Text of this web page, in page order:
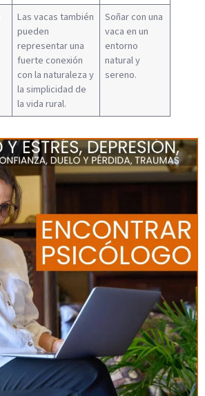
Las vacas también
pueden
representar una
fuerte conexión
con la naturaleza y
la simplicidad de
la vida rural.
Soñar con una
vaca en un
entorno
natural y
sereno.